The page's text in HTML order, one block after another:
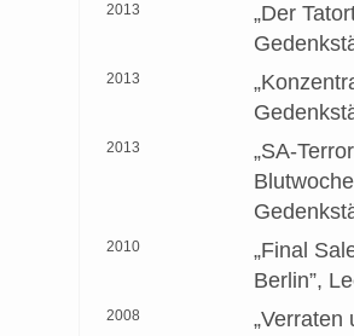
2013
„Der
2013
2013
„SA-
2010
„Final
Berlin”,
2008
„Verraten